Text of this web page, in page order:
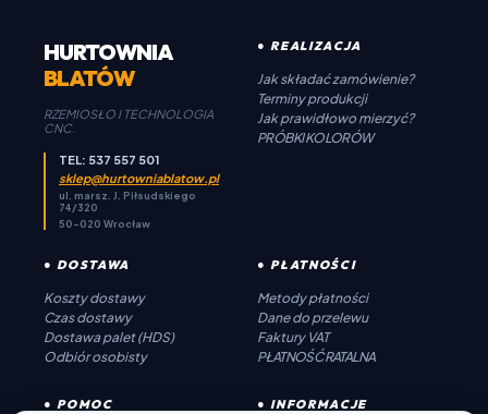
HURTOWNIA
BLATÓW
RZEMIOSŁO I TECHNOLOGIA
CNC.
TEL: 537 557 501
sklep@hurtowniablatow.pl
ul. marsz. J. Piłsudskiego
74/320
50-020 Wrocław
● REALIZACJA
Jak składać zamówienie?
Terminy produkcji
Jak prawidłowo mierzyć?
PRÓBKI KOLORÓW
● DOSTAWA
Koszty dostawy
Czas dostawy
Dostawa palet (HDS)
Odbiór osobisty
● PŁATNOŚCI
Metody płatności
Dane do przelewu
Faktury VAT
PŁATNOŚĆ RATALNA
● POMOC ● INFORMACJE